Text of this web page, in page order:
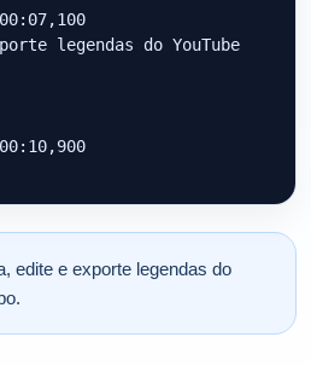
legendas do YouTube
edite e exporte legendas do